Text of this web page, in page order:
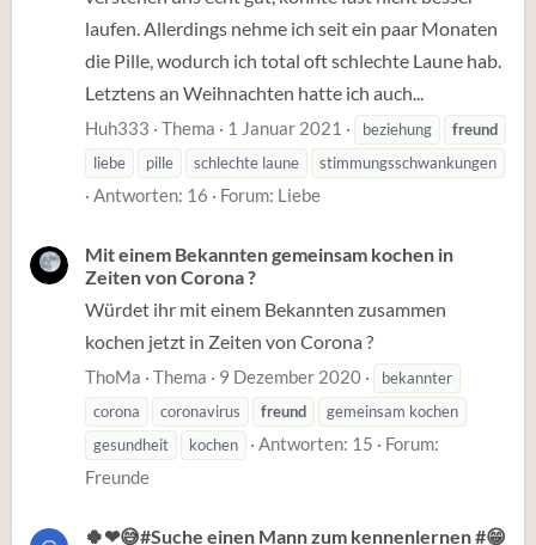
laufen. Allerdings nehme ich seit ein paar Monaten
die Pille, wodurch ich total oft schlechte Laune hab.
Letztens an Weihnachten hatte ich auch...
Huh333 Thema 1 Januar 2021 beziehung
freund
liebe
pille schlechte laune stimmungsschwankungen
Antworten: 16 Forum: Liebe
Mit einem Bekannten gemeinsam kochen in
Zeiten von Corona ?
Würdet ihr mit einem Bekannten zusammen
kochen jetzt in Zeiten von Corona ?
ThoMa Thema 9 Dezember 2020
bekannter
corona
coronavirus freund
gemeinsam kochen
gesundheit
kochen Antworten: 15
Forum:
Freunde
🍀❤😅#Suche einen Mann zum kennenlernen #😁